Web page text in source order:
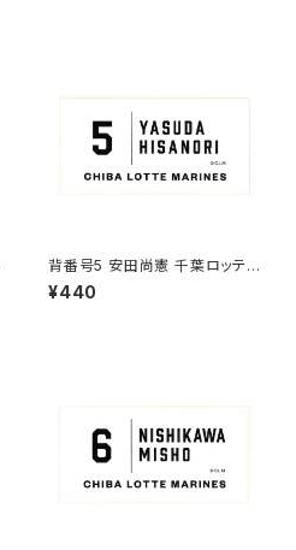
背番号5 安田尚憲 千葉ロッテマ
リーンズ 選手ステッカー（ホワイ
トC)
¥440